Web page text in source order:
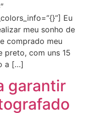
Eu
meu sonho de
comprado meu
preto, com uns 15
a […]
garantir